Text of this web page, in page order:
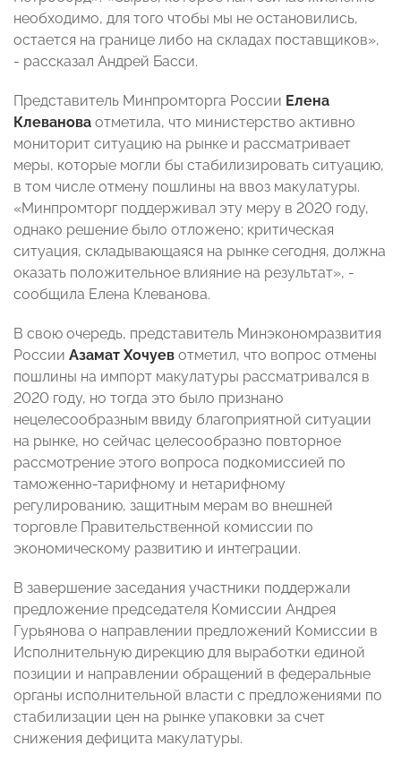
необходимо, для того чтобы мы не остановились,
остается на границе либо на складах поставщиков»,
- рассказал Андрей Басси.
Представитель Минпромторга России Елена
Клеванова отметила, что министерство активно
мониторит ситуацию на рынке и рассматривает
меры, которые могли бы стабилизировать ситуацию,
в том числе отмену пошлины на ввоз макулатуры.
«Минпромторг поддерживал эту меру в 2020 году,
однако решение было отложено; критическая
ситуация, складывающаяся на рынке сегодня, должна
оказать положительное влияние на результат», -
сообщила Елена Клеванова.
В свою очередь, представитель Минэкономразвития
России Азамат Хочуев отметил, что вопрос отмены
пошлины на импорт макулатуры рассматривался в
2020 году, но тогда это было признано
нецелесообразным ввиду благоприятной ситуации
на рынке, но сейчас целесообразно повторное
рассмотрение этого вопроса подкомиссией по
таможенно-тарифному и нетарифному
регулированию, защитным мерам во внешней
торговле Правительственной комиссии по
экономическому развитию и интеграции.
В завершение заседания участники поддержали
предложение председателя Комиссии Андрея
Гурьянова о направлении предложений Комиссии в
Исполнительную дирекцию для выработки единой
позиции и направлении обращений в федеральные
органы исполнительной власти с предложениями по
стабилизации цен на рынке упаковки за счет
снижения дефицита макулатуры.